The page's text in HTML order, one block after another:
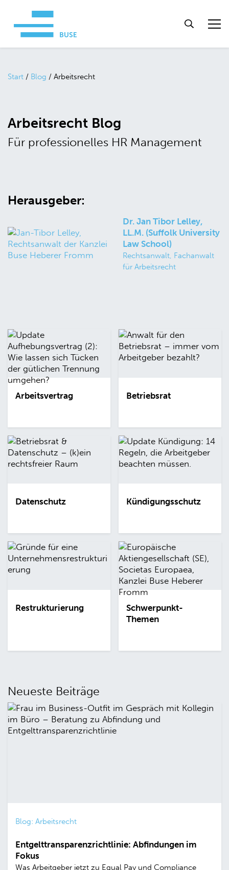
Start / Blog / Arbeitsrecht
Arbeitsrecht Blog
Für professionelles HR Management
Herausgeber:
Dr. Jan Tibor Lelley,
LL.M. (Suffolk University
Law School)
Rechtsanwalt, Fachanwalt
für Arbeitsrecht
Arbeitsvertrag Betriebsrat
Datenschutz Kündigungsschutz
Restrukturierung
Schwerpunkt-
Themen
Neueste Beiträge
Blog: Arbeitsrecht
Entgelttransparenzrichtlinie: Abfindungen im
Fokus
Was Arbeitgeber jetzt zu Equal Pay und Compliance